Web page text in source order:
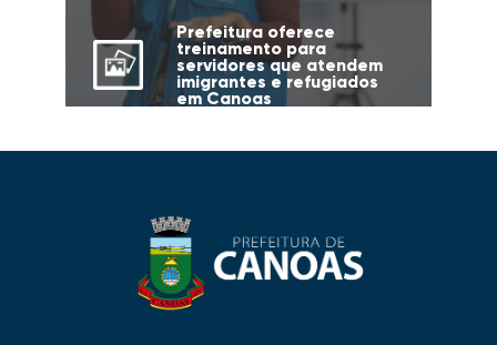
Prefeitura oferece
treinamento para
servidores que atendem
imigrantes e refugiados
em Canoas